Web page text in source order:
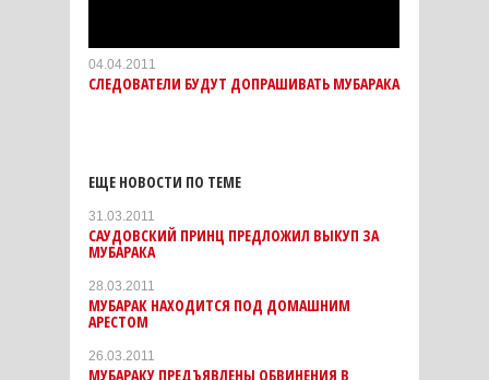
04.04.2011
СЛЕДОВАТЕЛИ БУДУТ ДОПРАШИВАТЬ МУБАРАКА
ЕЩЕ НОВОСТИ ПО ТЕМЕ
31.03.2011
САУДОВСКИЙ ПРИНЦ ПРЕДЛОЖИЛ ВЫКУП ЗА
МУБАРАКА
28.03.2011
МУБАРАК НАХОДИТСЯ ПОД ДОМАШНИМ
АРЕСТОМ
26.03.2011
МУБАРАКУ ПРЕДЪЯВЛЕНЫ ОБВИНЕНИЯ В